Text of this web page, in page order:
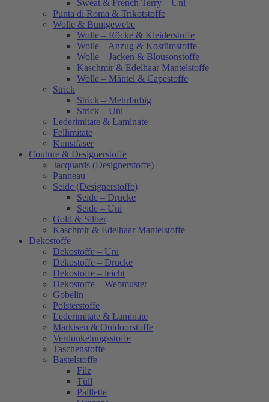
Sweat & French Terry – Uni
Punta di Roma & Trikotstoffe
Wolle & Buntgewebe
Wolle – Röcke & Kleiderstoffe
Wolle – Anzug & Kostümstoffe
Wolle – Jacken & Blousonstoffe
Kaschmir & Edelhaar Mantelstoffe
Wolle – Mäntel & Capestoffe
Strick
Strick – Mehrfarbig
Strick – Uni
Lederimitate & Laminate
Fellimitate
Kunstfaser
Couture & Designerstoffe
Jacquards (Designerstoffe)
Panneau
Seide (Designerstoffe)
Seide – Drucke
Seide – Uni
Gold & Silber
Kaschmir & Edelhaar Mantelstoffe
Dekostoffe
Dekostoffe – Uni
Dekostoffe – Drucke
Dekostoffe – leicht
Dekostoffe – Webmuster
Gobelin
Polsterstoffe
Lederimitate & Laminate
Markisen & Outdoorstoffe
Verdunkelungsstoffe
Taschenstoffe
Bastelstoffe
Filz
Tüll
Paillette